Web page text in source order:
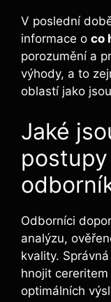
V poslední
informace o co
porozumění a
výhody, a to
oblastí jako
Jaké
Odborníci
analýzu,
kvality.
hnojit
optimálních